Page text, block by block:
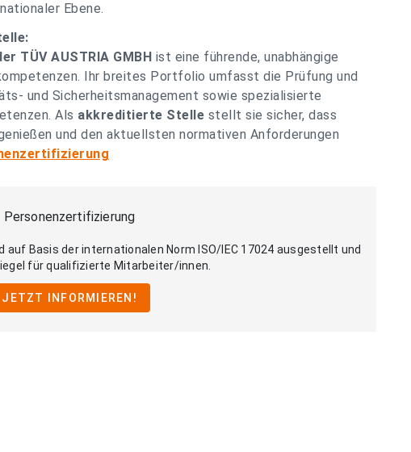
Ebene.
TÜV AUSTRIA GMBH ist eine führende, unabhängige
Ihr breites Portfolio umfasst die Prüfung und
und Sicherheitsmanagement sowie spezialisierte
Als akkreditierte Stelle stellt sie sicher, dass
und den aktuellsten normativen Anforderungen
Personenzertifizierung
auf Basis der internationalen Norm ISO/IEC 17024 ausgestellt und
für qualifizierte Mitarbeiter/innen.
JETZT INFORMIEREN!